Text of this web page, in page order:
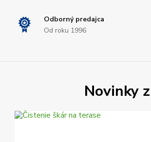
Odborný predajca
Od roku 1996
Novinky